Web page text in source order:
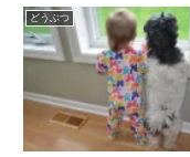
どうぶつ